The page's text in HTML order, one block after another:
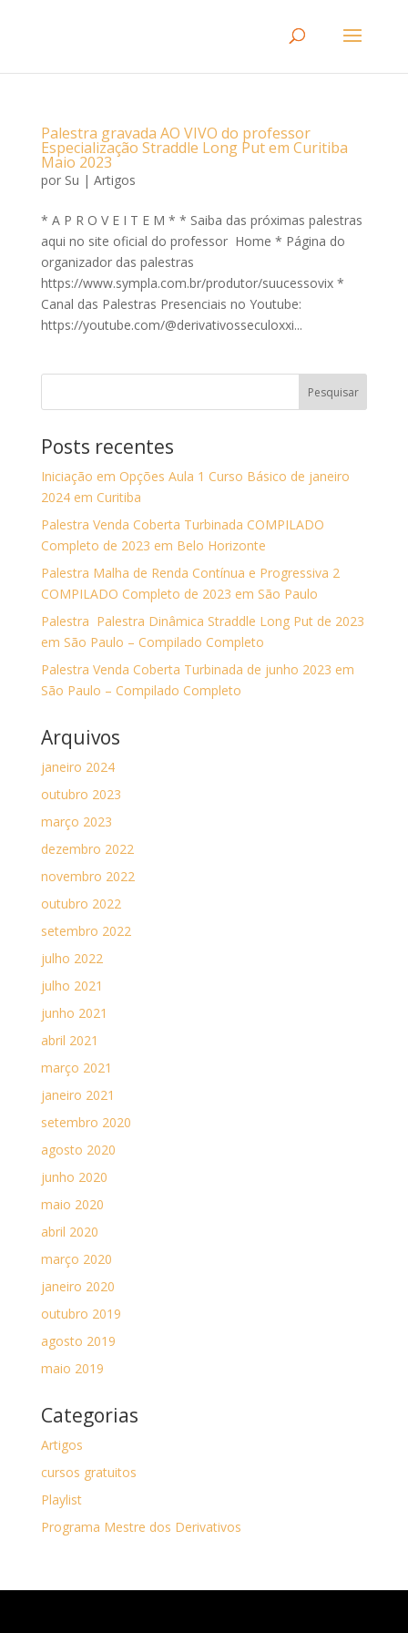
Palestra gravada AO VIVO do professor
Especialização Straddle Long Put em Curitiba
Maio 2023
por Su | Artigos
* A P R O V E I T E M * * Saiba das próximas palestras
aqui no site oficial do professor Home * Página do
organizador das palestras
https://www.sympla.com.br/produtor/suucessovix *
Canal das Palestras Presenciais no Youtube:
https://youtube.com/@derivativosseculoxxi...
Posts recentes
Iniciação em Opções Aula 1 Curso Básico de janeiro
2024 em Curitiba
Palestra Venda Coberta Turbinada COMPILADO
Completo de 2023 em Belo Horizonte
Palestra Malha de Renda Contínua e Progressiva 2
COMPILADO Completo de 2023 em São Paulo
Palestra Palestra Dinâmica Straddle Long Put de 2023
em São Paulo – Compilado Completo
Palestra Venda Coberta Turbinada de junho 2023 em
São Paulo – Compilado Completo
Arquivos
janeiro 2024
outubro 2023
março 2023
dezembro 2022
novembro 2022
outubro 2022
setembro 2022
julho 2022
julho 2021
junho 2021
abril 2021
março 2021
janeiro 2021
setembro 2020
agosto 2020
junho 2020
maio 2020
abril 2020
março 2020
janeiro 2020
outubro 2019
agosto 2019
maio 2019
Categorias
Artigos
cursos gratuitos
Playlist
Programa Mestre dos Derivativos